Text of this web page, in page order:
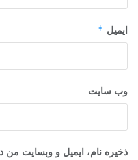
ایمیل *
وب‌ سایت
ذخیره نام، ایمیل و وبسایت من